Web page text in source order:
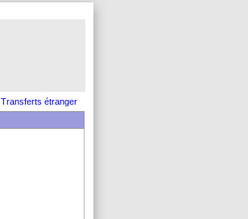
Transferts étranger